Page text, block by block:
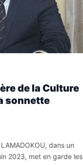
de la Culture
sonnette
dans un
2023, met en garde les